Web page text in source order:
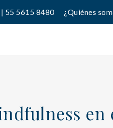
55 5615 8480 ¿Quiénes
en